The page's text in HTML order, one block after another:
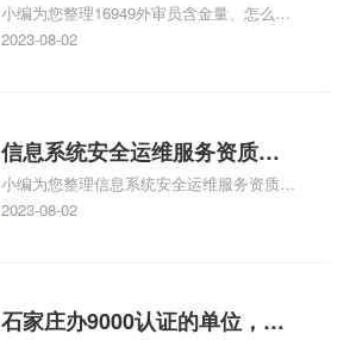
16949
小编为您整理16949外审员含金量、怎么才
能成为注册的TS16949:2009的外审员、我
2023-08-02
信息系统安全运维服务资质二
级费用，信息系统安全运维服
务资质二级
小编为您整理信息系统安全运维服务资质认
证证书机构有哪些、安全运维服务资质的费
体系认证知识，详情可查看下方正文！
2023-08-02
石家庄办9000认证的单位，石